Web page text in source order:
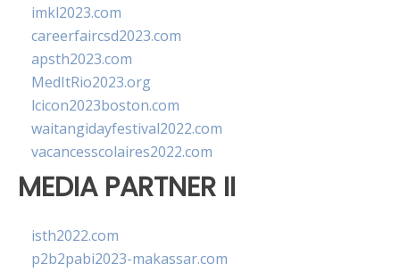
imkl2023.com
careerfaircsd2023.com
apsth2023.com
MedItRio2023.org
lcicon2023boston.com
waitangidayfestival2022.com
vacancesscolaires2022.com
MEDIA PARTNER II
isth2022.com
p2b2pabi2023-makassar.com